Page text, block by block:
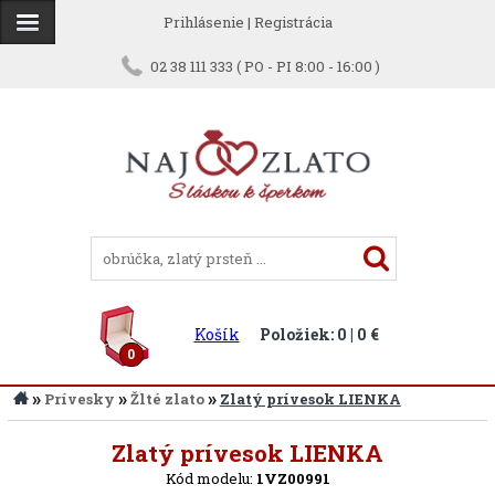
Prihlásenie | Registrácia
02 38 111 333 ( PO - PI 8:00 - 16:00 )
0
Košík Položiek: 0 | 0 €
» Prívesky »Žlté zlato» Zlatý prívesok LIENKA
Zlatý prívesok LIENKA
Kód modelu: 1VZ00991